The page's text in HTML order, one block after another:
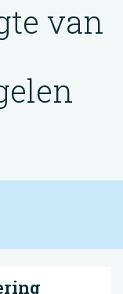
van